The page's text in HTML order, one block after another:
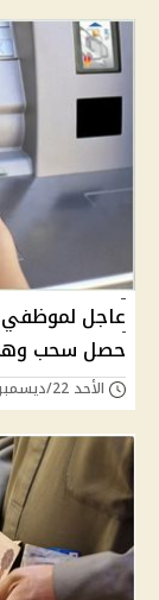
عاجل لموظفي
حصل سحب
الأحد 22/ديسمبر/2024 - 11:05 ص